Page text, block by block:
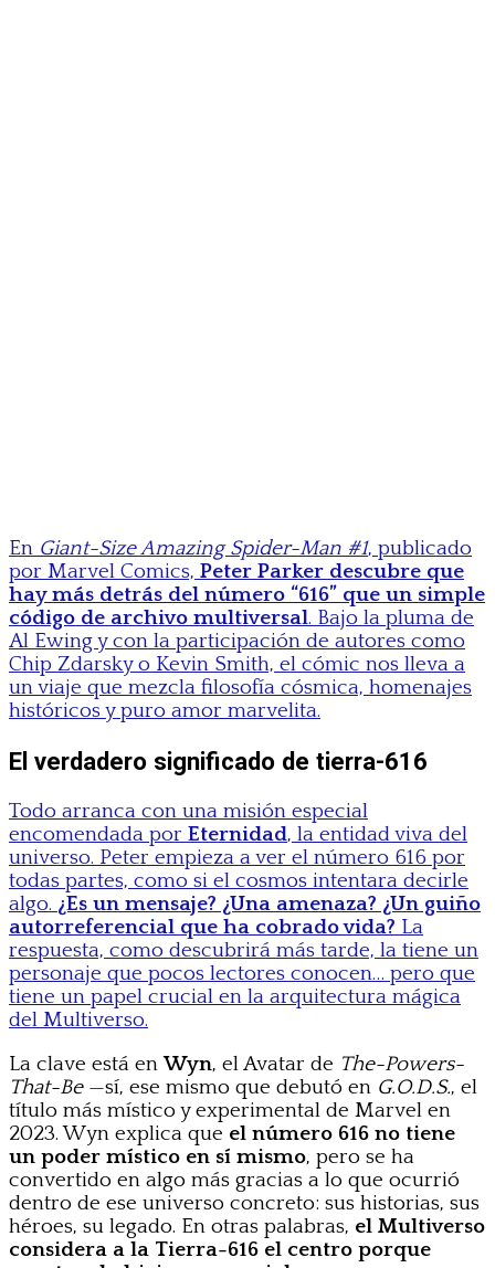
En Giant-Size Amazing Spider-Man #1, publicado
por Marvel Comics, Peter Parker descubre que
hay más detrás del número “616” que un simple
código de archivo multiversal. Bajo la pluma de
Al Ewing y con la participación de autores como
Chip Zdarsky o Kevin Smith, el cómic nos lleva a
un viaje que mezcla filosofía cósmica, homenajes
históricos y puro amor marvelita.
El verdadero significado de tierra-616
Todo arranca con una misión especial
encomendada por Eternidad, la entidad viva del
universo. Peter empieza a ver el número 616 por
todas partes, como si el cosmos intentara decirle
algo. ¿Es un mensaje? ¿Una amenaza? ¿Un guiño
autorreferencial que ha cobrado vida? La
respuesta, como descubrirá más tarde, la tiene un
personaje que pocos lectores conocen… pero que
tiene un papel crucial en la arquitectura mágica
del Multiverso.
La clave está enWyn, el Avatar de The-Powers-
That-Be—sí, ese mismo que debutó en G.O.D.S., el
título más místico y experimental de Marvel en
2023. Wyn explica que el número 616 no tiene
un poder místico en sí mismo, pero se ha
convertido en algo más gracias a lo que ocurrió
dentro de ese universo concreto: sus historias, sus
héroes, su legado. En otras palabras, el Multiverso
considera a la Tierra-616 el centro porque